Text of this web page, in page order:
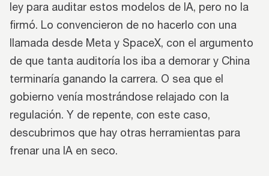
ley para auditar estos modelos de IA, pero no la
firmó. Lo convencieron de no hacerlo con una
llamada desde Meta y SpaceX, con el argumento
de que tanta auditoría los iba a demorar y China
terminaría ganando la carrera. O sea que el
gobierno venía mostrándose relajado con la
regulación. Y de repente, con este caso,
descubrimos que hay otras herramientas para
frenar una IA en seco.